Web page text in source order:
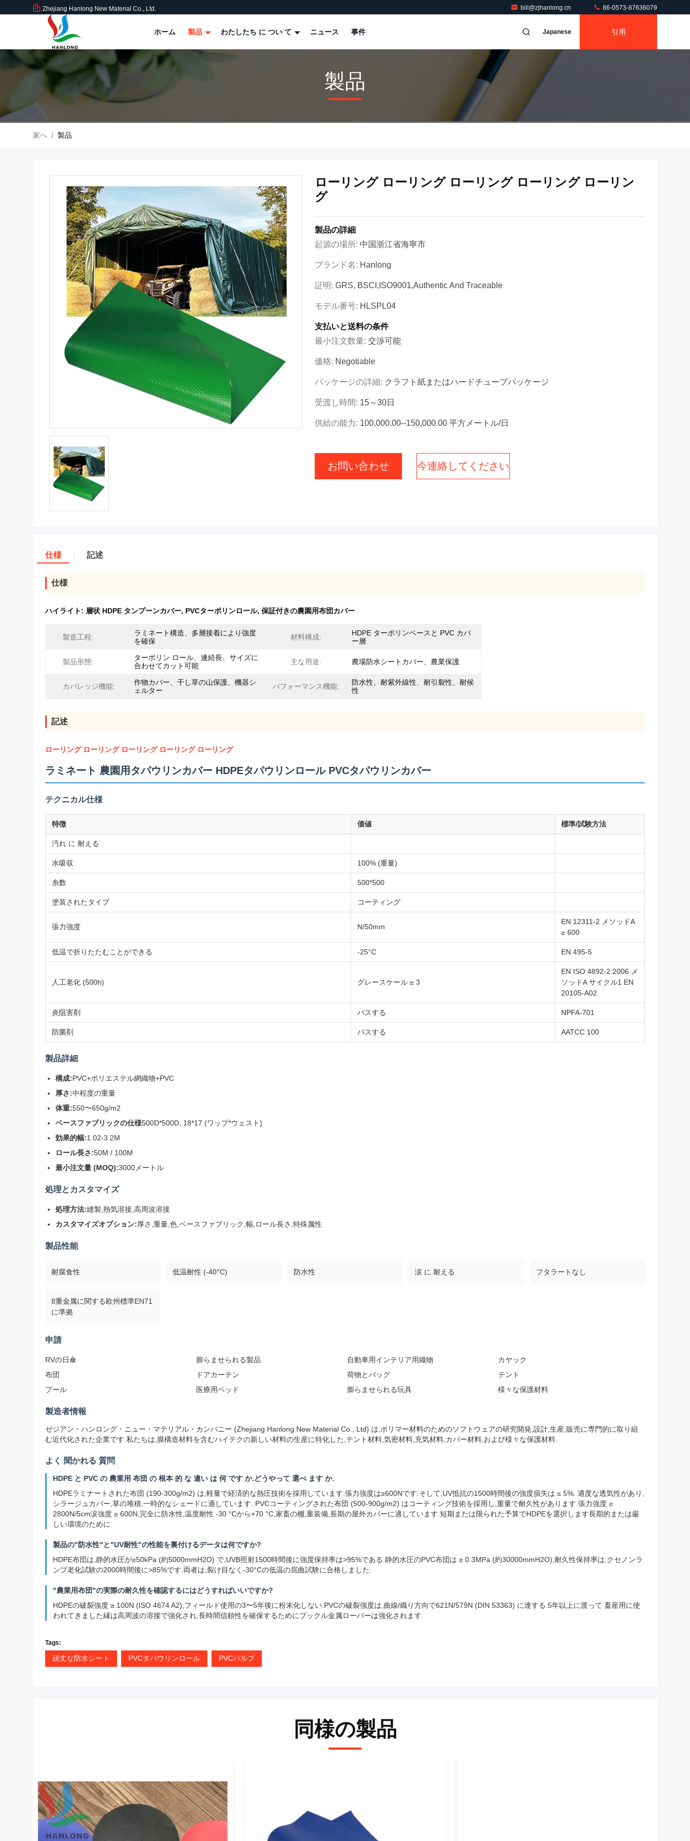
Zhejiang Hanlong New Material Co., Ltd. bill@zjhanlong.cn 86-0573-87636079
ホーム 製品 わたしたち に つい て ニュース 事件 Japanese 引用
製品
家へ / 製品
ローリング ローリング ローリング ローリング ローリン
グ
製品の詳細
起源の場所: 中国浙江省海寧市
ブランド名: Hanlong
証明: GRS, BSCI,ISO9001,Authentic And Traceable
モデル番号: HLSPL04
支払いと送料の条件
最小注文数量: 交渉可能
価格: Negotiable
パッケージの詳細: クラフト紙またはハードチュープパッケージ
受渡し時間: 15～30日
供給の能力: 100,000.00--150,000.00 平方メートル/日
お問い合わせ 今連絡してください
仕様 記述
仕様
ハイライト: 層状 HDPE タンプーンカバー, PVCターポリンロール, 保証付きの農園用布団カバー
製造工程:
ラミネート構造、多層接着により強度
を確保
材料構成:
HDPE ターポリンベースと PVC カバ
ー層
製品形態:
ターポリン ロール、連続長、サイズに
合わせてカット可能
主な用途: 農場防水シートカバー、農業保護
カバレッジ機能:
作物カバー、干し草の山保護、機器シ
ェルター
パフォーマンス機能:
防水性、耐紫外線性、耐引裂性、耐候
性
記述
ローリング ローリング ローリング ローリング ローリング
ラミネート 農園用タパウリンカバー HDPEタパウリンロール PVCタパウリンカバー
テクニカル仕様
特徴 価値 標準/試験方法
汚れ に 耐える
水吸収 100% (重量)
糸数 500*500
塗装されたタイプ コーティング
張力強度 N/50mm
EN 12311-2 メソッドA
≥ 600
低温で折りたたむことができる -25°C EN 495-5
人工老化 (500h) グレースケール ≥ 3
EN ISO 4892-2:2006 メ
ソッドA サイクル1 EN
20105-A02
炎阻害剤 パスする NPFA-701
防菌剤 パスする AATCC 100
製品詳細
構成:PVC+ポリエステル網織物+PVC
厚さ:中程度の重量
体重:550〜650g/m2
ベースファブリックの仕様500D*500D, 18*17 (ワップ*ウェスト)
効果的幅:1.02-3.2M
ロール長さ:50M / 100M
最小注文量 (MOQ):3000メートル
処理とカスタマイズ
処理方法:縫製,熱気溶接,高周波溶接
カスタマイズオプション:厚さ,重量,色,ベースファブリック,幅,ロール長さ,特殊属性
製品性能
耐腐食性 低温耐性 (-40°C) 防水性 涙 に 耐える フタラートなし
8重金属に関する欧州標準EN71
に準拠
申請
RVの日傘 膨らませられる製品 自動車用インテリア用織物
カヤック
布団
ドアカーテン 荷物とバッグ
テント
プール
医療用ベッド 膨らませられる玩具 様々な保護材料
製造者情報
ゼジアン・ハンロング・ニュー・マテリアル・カンパニー (Zhejiang Hanlong New Material Co., Ltd) は,ポリマー材料のためのソフトウェアの研究開発,設計,生産,販売に専門的に取り組
む近代化された企業です.私たちは,膜構造材料を含むハイテクの新しい材料の生産に特化した,テント材料,気密材料,充気材料,カバー材料,および様々な保護材料.
よく 聞かれる 質問
HDPE と PVC の 農業用 布団 の 根本 的 な 違い は 何 です か.どうやって 選べ ます か.
HDPEラミナートされた布団 (190-300g/m2) は,軽量で経済的な熱圧技術を採用しています.張力強度は≥600Nです.そして,UV抵抗の1500時間後の強度損失は ≤ 5%. 適度な透気性があり,
シラージュカバー,草の堆積,一時的なシェードに適しています. PVCコーティングされた布団 (500-900g/m2) はコーティング技術を採用し,重量で耐久性があります.張力強度 ≥
2800N/5cm涙強度 ≥ 600N,完全に防水性,温度耐性 -30 °Cから+70 °C,家畜の棚,重装備,長期の屋外カバーに適しています.短期または限られた予算でHDPEを選択します長期的または厳
しい環境のために
製品の"防水性"と"UV耐性"の性能を裏付けるデータは何ですか?
HDPE布団は,静的水圧が≥50kPa (約5000mmH2O) で,UVB照射1500時間後に強度保持率は>95%である.静的水圧のPVC布団は ≥ 0.3MPa (約30000mmH2O),耐久性保持率は,クセノンラ
ンプ老化試験の2000時間後に>85%です.両者は,裂け目なく-30°Cの低温の屈曲試験に合格しました.
"農業用布団"の実際の耐久性を確認するにはどうすればいいですか?
HDPEの破裂強度 ≥ 100N (ISO 4674 A2),フィールド使用の3〜5年後に粉末化しない.PVCの破裂強度は,曲線/織り方向で621N/579N (DIN 53363) に達する.5年以上に渡って 畜産用に使
われてきました縁は高周波の溶接で強化され,長時間信頼性を確保するためにブックル金属ローバーは強化されます.
Tags:
頑丈な防水シート PVCタパウリンロール PVCパルプ
同様の製品